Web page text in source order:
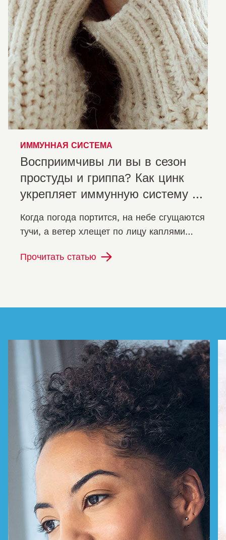
ИММУННАЯ СИСТЕМА
Восприимчивы ли вы в сезон
простуды и гриппа? Как цинк
укрепляет иммунную систему в
Когда погода портится, на небе сгущаются
тучи, а ветер хлещет по лицу каплями
простуды и гриппа.
Прочитать статью